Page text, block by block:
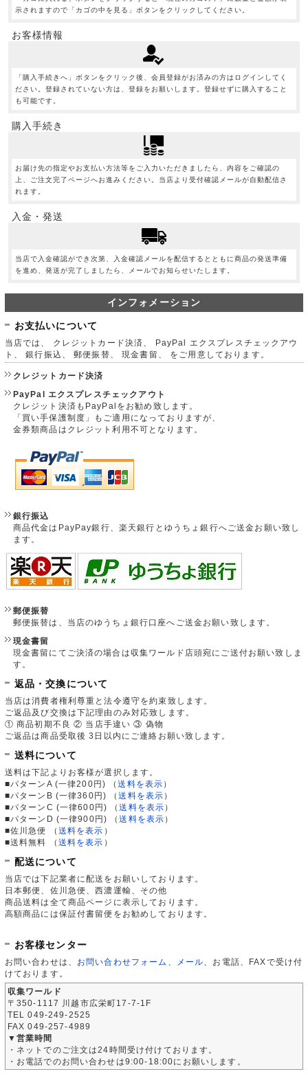
示されますので「カゴの中を見る」ボタンをクリックしてください。
お客様情報
「購入手続きへ」ボタンをクリック後、会員登録がお済みの方はログインしてく
ださい。登録されていない方は、登録をお願いします。登録せずに購入すること
も可能です。
購入手続き
お届け先の指定やお支払い方法等をご入力いただきましたら、内容をご確認の
上、ご注文完了ページへお進みください。当店より受付確認メールが自動配信さ
れます。
入金・発送
当店で入金確認ができ次第、入金確認メールを配信するとともに商品の発送準備
を進め、発送が完了しましたら、メールでお知らせいたします。
インフォメーション
お支払いについて
当店では、 クレジットカード決済、 PayPal エクスプレスチェックアウ
ト、 銀行振込、 郵便振替、 現金書留、 をご用意しております。
クレジットカード決済
PayPal エクスプレスチェックアウト
クレジット決済もPayPalをお勧め致します。
「買い手保護制度」もご適用になっておりますが、
金券類商品はクレジット利用不可となります。
銀行振込
商品代金はPayPay銀行、楽天銀行とゆうちょ銀行へご送金お願い致し
ます。
郵便振替
郵便振替は、当店のゆうちょ銀行口座へご送金お願い致します。
現金書留
現金書留にてご決済の場合は収集ワールド店頭宛にご送付お願い致しま
す。
返品・交換について
当店は消費者権利尊重と法令遵守を約束致します。
ご返品及び交換は下記理由のみ対応致します。
① 商品初期不良 ② 当店手違い ③ 偽物
ご返品は商品受取後 3日以内にご連絡お願い致します。
送料について
送料は下記よりお客様が選択します。
■パターンA (一律200円)
（送料を表示 ）
■パターンB (一律360円)
（送料を表示 ）
■パターンC (一律600円)
（送料を表示 ）
■パターンD (一律900円)
（送料を表示 ）
■佐川急便
（ 送料を表示 ）
■送料無料
（ 送料を表示 ）
配送について
当店では下記業者に配送をお願いしております。
日本郵便、佐川急便、西濃運輸、その他
商品送料は全て商品ページに表示しております。
高額商品には保証付書留便をお勧めしております。
お客様センター
お問い合わせは、 お問い合わせフォーム メール 、お電話、FAXで受け付
けております。
収集ワールド
〒350-1117 川越市広栄町17-7-1F
TEL 049-249-2525
FAX 049-257-4989
▼営業時間
・ネットでのご注文は24時間受け付けております。
・お電話でのお問い合わせは9:00-18:00にお願いします。